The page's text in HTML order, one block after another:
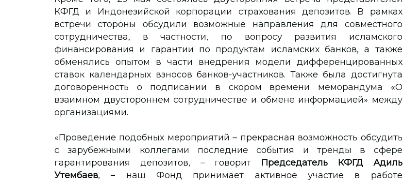
КФГД и Индонезийской корпорации страхования депозитов. В рамках
встречи стороны обсудили возможные направления для совместного
сотрудничества, в частности, по вопросу развития исламского
финансирования и гарантии по продуктам исламских банков, а также
обменялись опытом в части внедрения модели дифференцированных
ставок календарных взносов банков-участников. Также была достигнута
договоренность о подписании в скором времени меморандума «О
взаимном двустороннем сотрудничестве и обмене информацией» между
организациями.
«Проведение подобных мероприятий – прекрасная возможность обсудить
с зарубежными коллегами последние события и тренды в сфере
гарантирования депозитов, – говорит Председатель КФГД Адиль
Утембаев, – наш Фонд принимает активное участие в работе